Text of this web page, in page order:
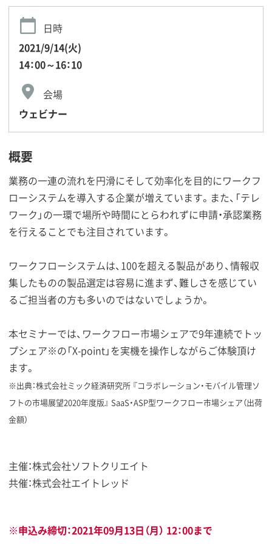
日時
2021/9/14(火)
14：00～16：10
会場
ウェビナー
概要
業務の一連の流れを円滑にそして効率化を目的にワークフ
ローシステムを導入する企業が増えています。また、「テレ
ワーク」の一環で場所や時間にとらわれずに申請・承認業務
を行えることでも注目されています。
ワークフローシステムは、100を超える製品があり、情報収
集したものの製品選定は容易に進まず、難しさを感じてい
るご担当者の方も多いのではないでしょうか。
本セミナーでは、ワークフロー市場シェアで9年連続でトッ
プシェア※の「X-point」を実機を操作しながらご体験頂け
ます。
※出典：株式会社ミック経済研究所 『コラボレーション・モバイル管理ソ
フトの市場展望2020年度版』 SaaS・ASP型ワークフロー市場シェア（出荷
金額）
主催：株式会社ソフトクリエイト
共催：株式会社エイトレッド
※申込み締切：2021年09月13日（月） 12：00まで